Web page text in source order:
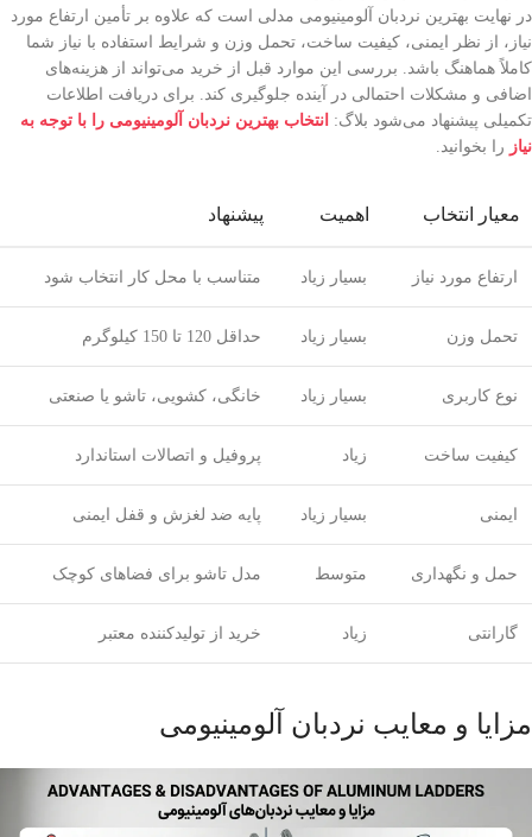
در نهایت بهترین نردبان آلومینیومی مدلی است که علاوه بر تأمین ارتفاع مورد
نیاز، از نظر ایمنی، کیفیت ساخت، تحمل وزن و شرایط استفاده با نیاز شما
کاملاً هماهنگ باشد. بررسی این موارد قبل از خرید می‌تواند از هزینه‌های
اضافی و مشکلات احتمالی در آینده جلوگیری کند. برای دریافت اطلاعات
تکمیلی پیشنهاد می‌شود بلاگ: انتخاب بهترین نردبان آلومینیومی را با توجه به
نیاز را بخوانید.
معیار انتخاب اهمیت پیشنهاد
ارتفاع مورد نیاز بسیار زیاد متناسب با محل کار انتخاب شود
تحمل وزن بسیار زیاد حداقل 120 تا 150 کیلوگرم
نوع کاربری بسیار زیاد خانگی، کشویی، تاشو یا صنعتی
کیفیت ساخت زیاد پروفیل و اتصالات استاندارد
ایمنی بسیار زیاد پایه ضد لغزش و قفل ایمنی
حمل و نگهداری متوسط مدل تاشو برای فضاهای کوچک
گارانتی زیاد خرید از تولیدکننده معتبر
مزایا و معایب نردبان آلومینیومی